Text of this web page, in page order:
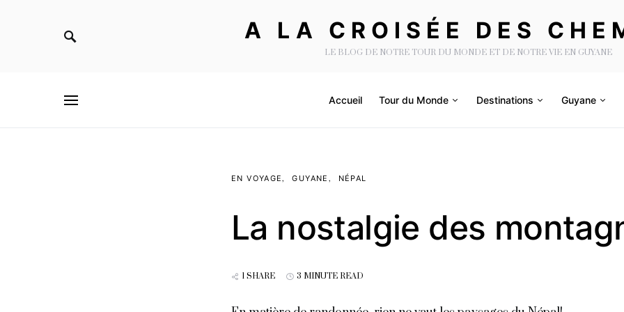
A LA CROISÉE DES
LE BLOG DE NOTRE TOUR DU MONDE ET DE NOTRE VIE EN GUYANE
Accueil Tour du Monde Destinations Guyane
EN VOYAGE GUYANE NÉPAL
La nostalgie des
1 SHARE 3 MINUTE READ